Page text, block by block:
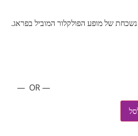
נשכחת של מופע הפולקלור המוביל בפראג.
— OR —